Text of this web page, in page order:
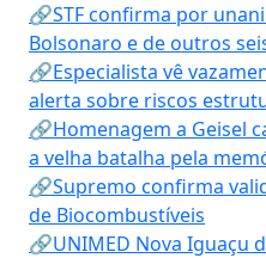
🔗STF confirma por
Bolsonaro e de outros
🔗Especialista vê
alerta sobre riscos
🔗Homenagem a Geisel
a velha batalha pela
🔗Supremo confirma
de Biocombustíveis
🔗UNIMED Nova Iguaçu